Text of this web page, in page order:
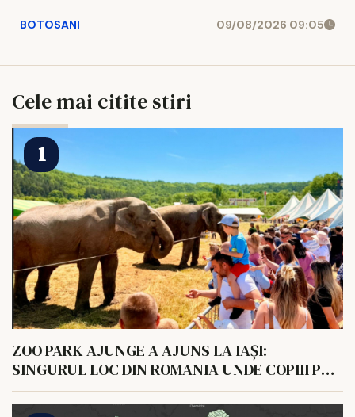
BOTOSANI 09/08/2026 09:05
Cele mai citite stiri
ZOO PARK AJUNGE A AJUNS LA IAȘI:
SINGURUL LOC DIN ROMANIA UNDE COPIII POT
HRANI UN ELEFANT